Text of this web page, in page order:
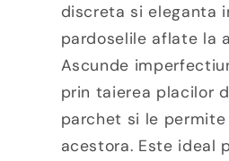
discreta si eleganta
pardoselile aflate la
Ascunde
prin taierea placilor
parchet si le
acestora. Este ideal